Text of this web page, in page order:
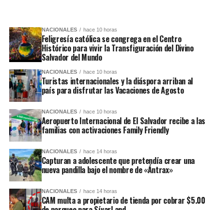
NACIONALES hace 10 horas
Feligresía católica se congrega en el Centro
Histórico para vivir la Transfiguración del Divino
Salvador del Mundo
NACIONALES hace 10 horas
Turistas internacionales y la diáspora arriban al
país para disfrutar las Vacaciones de Agosto
NACIONALES hace 10 horas
Aeropuerto Internacional de El Salvador recibe a las
familias con activaciones Family Friendly
NACIONALES hace 14 horas
Capturan a adolescente que pretendía crear una
nueva pandilla bajo el nombre de «Ántrax»
NACIONALES hace 14 horas
CAM multa a propietario de tienda por cobrar $5.00